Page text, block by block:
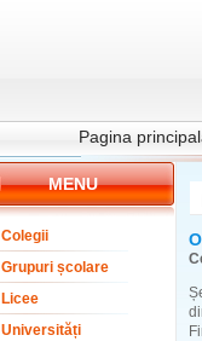
Pagina
MENU
Colegii
Grupuri școlare
Licee
Universități